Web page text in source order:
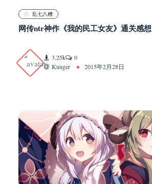
乱七八糟
网传ntr神作《我的民工女友》通关感想
3.25k
0
Kunger
2015年2月28日